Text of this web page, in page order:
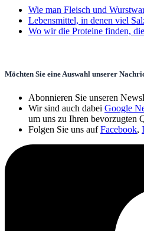
Wie man Fleisch und
Lebensmittel, in denen viel
Wo wir die Proteine ​​finden,
Möchten Sie eine Auswahl unserer
Abonnieren Sie unseren
Wir sind auch dabei Google
um uns zu Ihren bevorzugten
Folgen Sie uns aufFacebook,